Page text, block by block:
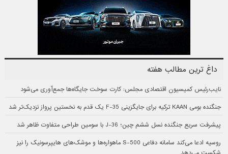
داغ ترین مطالب هفته
نایب‌رئیس کمیسیون اقتصادی مجلس: کارت سوخت جایگاه‌ها جمع‌آوری می‌شود
جنگنده بومی KAAN ترکیه برای جایگزینی F-35 یک قدم به نخستین پرواز نزدیک‌تر شد
پیشرفت سریع جنگنده نسل ششم چین؛ J-36 با سومین طراحی متفاوت ظاهر شد
روسیه ادعا می‌کند سامانه دفاعی S-500 ماهواره‌ها و موشک‌های هایپرسونیک را نیز